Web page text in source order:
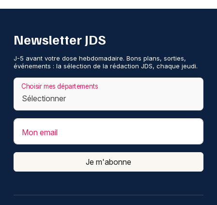
Newsletter JDS
J-5 avant votre dose hebdomadaire. Bons plans, sorties,
événements : la sélection de la rédaction JDS, chaque jeudi.
Choisir mes départements
Mon email
Je m'abonne